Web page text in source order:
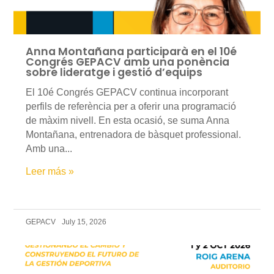
Anna Montañana participarà en el 10é
Congrés GEPACV amb una ponència
sobre lideratge i gestió d’equips
El 10é Congrés GEPACV continua incorporant
perfils de referència per a oferir una programació
de màxim nivell. En esta ocasió, se suma Anna
Montañana, entrenadora de bàsquet professional.
Amb una...
Leer más »
GEPACV July 15, 2026